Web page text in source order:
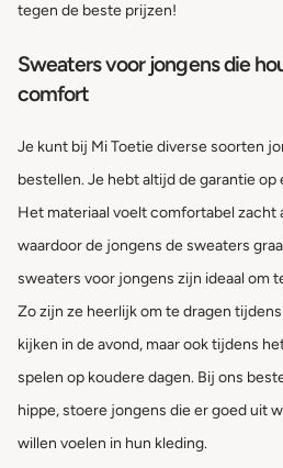
tegen de beste prijzen!
Sweaters voor jongens die
comfort
Je kunt bij Mi Toetie diverse soorten
bestellen. Je hebt altijd de garantie
Het materiaal voelt comfortabel zacht
waardoor de jongens de sweaters
sweaters voor jongens zijn ideaal om
Zo zijn ze heerlijk om te dragen
kijken in de avond, maar ook tijdens
spelen op koudere dagen. Bij ons
hippe, stoere jongens die er goed uit
willen voelen in hun kleding.